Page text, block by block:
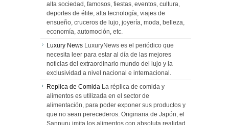
alta sociedad, famosos, fiestas, eventos, cultura,
deportes de élite, alta tecnología, viajes de
ensueño, cruceros de lujo, joyería, moda, belleza,
economía, automoción, etc.
Luxury News LuxuryNews es el periódico que
necesita leer para estar al día de las mejores
noticias del extraordinario mundo del lujo y la
exclusividad a nivel nacional e internacional.
Replica de Comida La réplica de comida y
alimentos es utilizada en el sector de
alimentación, para poder exponer sus productos y
que no sean perecederos. Originaria de Japón, el